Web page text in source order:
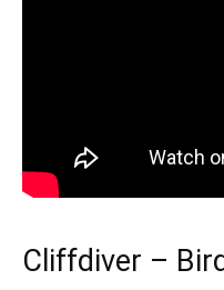
Cliffdiver –